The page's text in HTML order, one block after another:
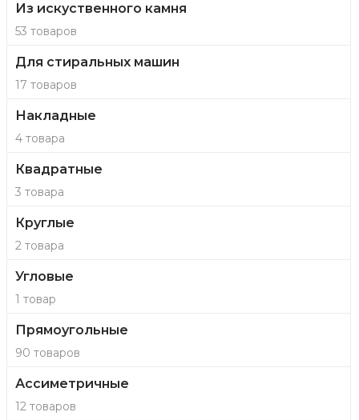
Из искуственного камня
53 товаров
Для стиральных машин
17 товаров
Накладные
4 товара
Квадратные
3 товара
Круглые
2 товара
Угловые
1 товар
Прямоугольные
90 товаров
Ассиметричные
12 товаров